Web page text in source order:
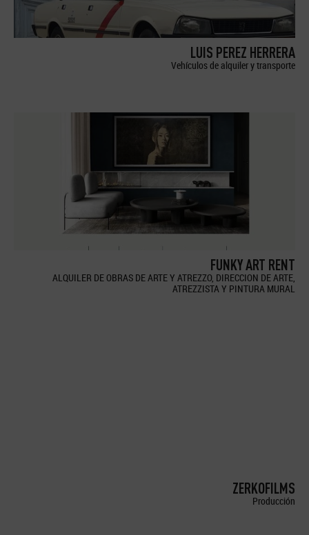
LUIS PEREZ HERRERA
Vehículos de alquiler y transporte
FUNKY ART RENT
ALQUILER DE OBRAS DE ARTE Y ATREZZO, DIRECCION DE ARTE,
ATREZZISTA Y PINTURA MURAL
ZERKOFILMS
Producción